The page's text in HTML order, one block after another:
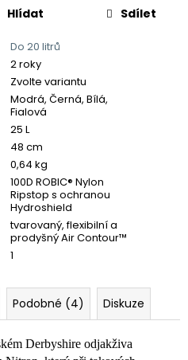
Do 20 litrů
2 roky
Zvolte variantu
Modrá, Černá, Bílá,
Fialová
25 L
48 cm
0,64 kg
100D ROBIC® Nylon
Ripstop s ochranou
Hydroshield
tvarovaný, flexibilní a
prodyšný Air Contour™
1
Hlídat Sdílet
Podobné (4) Diskuze
Derbyshire odjakživa